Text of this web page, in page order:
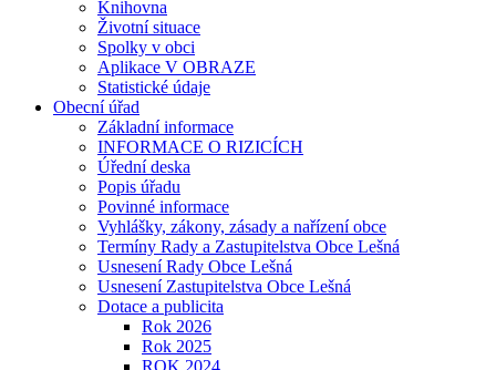
Knihovna
Životní situace
Spolky v obci
Aplikace V OBRAZE
Statistické údaje
Obecní úřad
Základní informace
INFORMACE O RIZICÍCH
Úřední deska
Popis úřadu
Povinné informace
Vyhlášky, zákony, zásady a nařízení obce
Termíny Rady a Zastupitelstva Obce Lešná
Usnesení Rady Obce Lešná
Usnesení Zastupitelstva Obce Lešná
Dotace a publicita
Rok 2026
Rok 2025
ROK 2024